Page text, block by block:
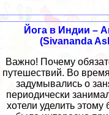
Йога в Индии –
(Sivananda
Важно! Почему
путешествий. Во
задумывались о
периодически
хотели уделить